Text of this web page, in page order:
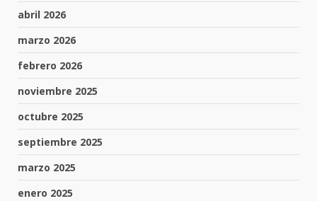
abril 2026
marzo 2026
febrero 2026
noviembre 2025
octubre 2025
septiembre 2025
marzo 2025
enero 2025